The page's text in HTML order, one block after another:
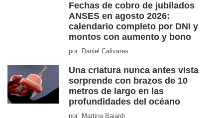
Fechas de cobro de jubilados
ANSES en agosto 2026:
calendario completo por DNI y
montos con aumento y bono
por Daniel Calivares
Una criatura nunca antes vista
sorprende con brazos de 10
metros de largo en las
profundidades del océano
por Martina Baiardi